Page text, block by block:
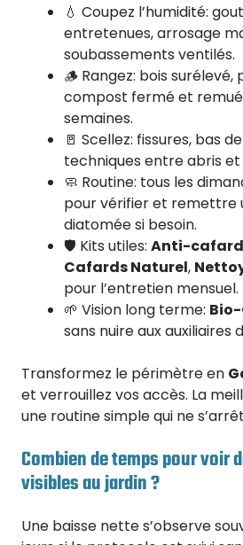
💧 Coupez l’humidité:
entretenues, arrosage
soubassements ventilés.
🪵 Rangez: bois surélevé,
compost fermé et
semaines.
🚪 Scellez: fissures, bas
techniques entre abris et
🧼 Routine: tous les
pour vérifier et remettre
diatomée si besoin.
🛡️ Kits utiles: Anti-
Cafards Naturel,
pour l’entretien mensuel.
🌱 Vision long terme:
sans nuire aux auxiliaires
Transformez le périmètre en
et verrouillez vos accès. La
une routine simple qui ne
Combien de temps pour voir
visibles au jardin ?
Une baisse nette s’observe